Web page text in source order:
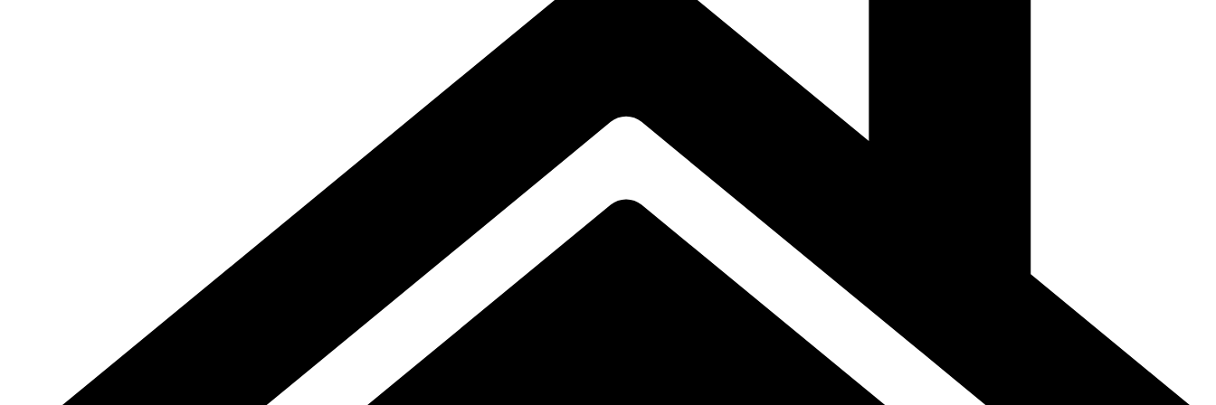
polimer rigid durabil, sunt rezistente la deteriorare și își păstrează aspectul impecabil pe termen lung. Datorită dimensiunilor versatile, se integrează perfect cu tavanele, pereții sau ușile, aducând un plus de eleganță
și definind spațiul într-un mod remarcabil. Instalarea este rapidă și ușoară, iar rezultatele vor depăși cu siguranță așteptările tale.